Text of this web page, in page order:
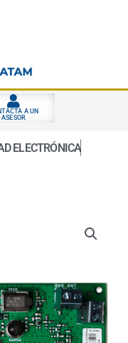
A UN
ASESOR
ELECTRÓNICA